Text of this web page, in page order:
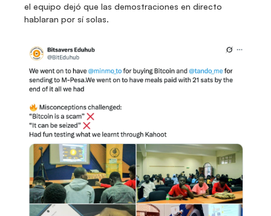
el equipo dejó que las demostraciones en directo
hablaran por sí solas.